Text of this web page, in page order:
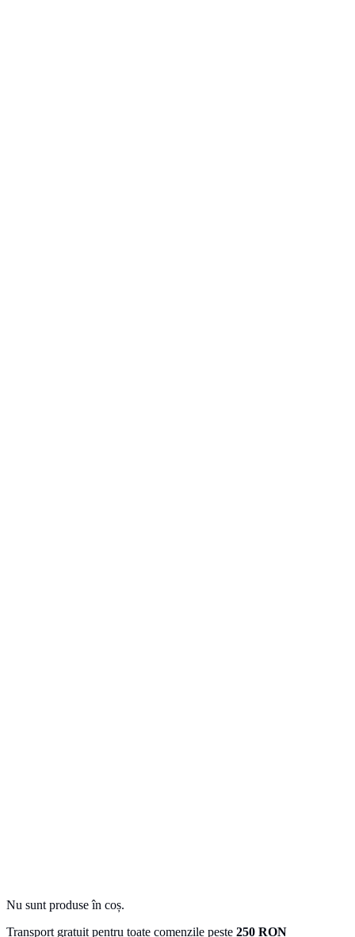
Nu sunt produse în coș.
Transport gratuit pentru toate comenzile peste 250 RON